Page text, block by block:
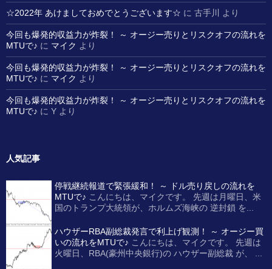
☆2022年 あけましておめでとうございます☆ に 古手川 より
今回も爆発的収益力が炸裂！ ～ オージー売りとリスクオフの流れを
MTUで♪ に マイク より
今回も爆発的収益力が炸裂！ ～ オージー売りとリスクオフの流れを
MTUで♪ に マイク より
今回も爆発的収益力が炸裂！ ～ オージー売りとリスクオフの流れを
MTUで♪ に Y より
人気記事
停戦継続報道で緊張緩和！ ～ ドル売り戻しの流れを
MTUで♪ こんにちは、マイクです。 先週は月曜日、米
国のトランプ大統領が、ホルムズ海峡の 逆封鎖 を...
ハウザーRBA副総裁発言で利上げ観測！ ～ オージー買
いの流れをMTUで♪ こんにちは、マイクです。 先週は
火曜日、RBA(豪州中央銀行)の ハウザー副総裁 が、 ...